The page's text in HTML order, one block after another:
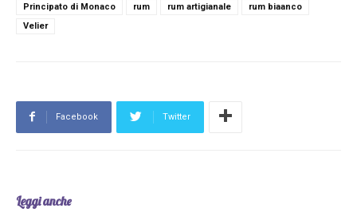
Principato di Monaco
rum rum artigianale
rum biaanco
Velier
Facebook Twitter
Leggi anche